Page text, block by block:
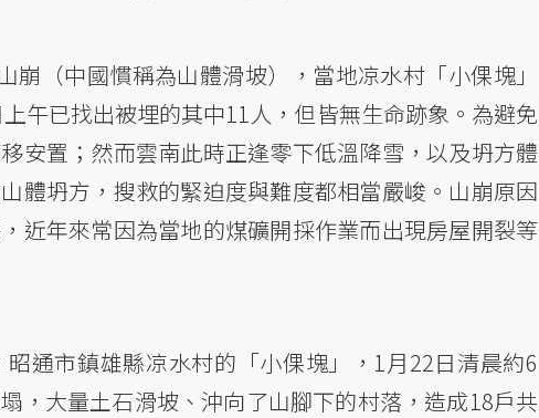
（中國慣稱為山體滑坡），當地凉水村「小倮塊」
午已找出被埋的其中11人，但皆無生命跡象。為避免
安置；然而雲南此時正逢零下低溫降雪，以及坍方體
體坍方，搜救的緊迫度與難度都相當嚴峻。山崩原因
近年來常因為當地的煤礦開採作業而出現房屋開裂等
通市鎮雄縣凉水村的「小倮塊」，1月22日清晨約6
，大量土石滑坡、沖向了山腳下的村落，造成18戶共